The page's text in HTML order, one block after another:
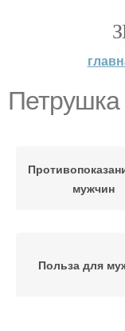
мужчин
Польза для